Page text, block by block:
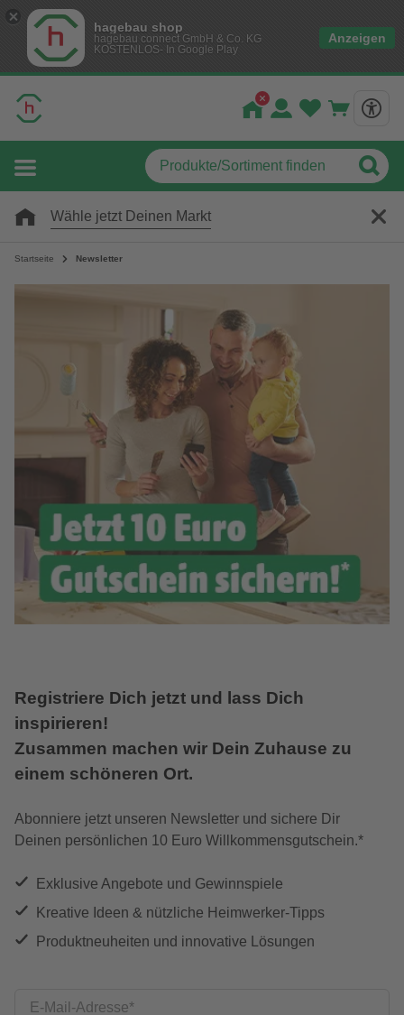
hagebau shop
hagebau connect GmbH & Co. KG
KOSTENLOS- In Google Play
Anzeigen
Wähle jetzt Deinen Markt
Startseite Newsletter
Registriere Dich jetzt und lass Dich
inspirieren!
Zusammen machen wir Dein Zuhause zu
einem schöneren Ort.
Abonniere jetzt unseren Newsletter und sichere Dir
Deinen persönlichen 10 Euro Willkommensgutschein.*
Exklusive Angebote und Gewinnspiele
Kreative Ideen & nützliche Heimwerker-Tipps
Produktneuheiten und innovative Lösungen
E-Mail-Adresse